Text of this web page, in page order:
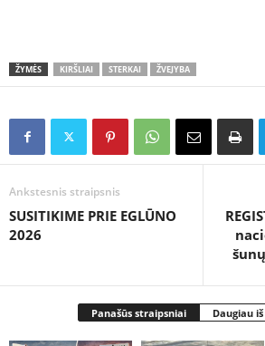
ŽYMĖS KIRŠLIAI STERKAI ŽVEJYBA
Ankstesnis straipsnis
SUSITIKIME PRIE EGLŪNO
2026
Panašūs straipsniai Daugiau